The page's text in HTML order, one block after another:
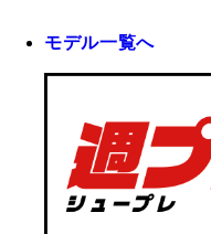
モデル一覧へ